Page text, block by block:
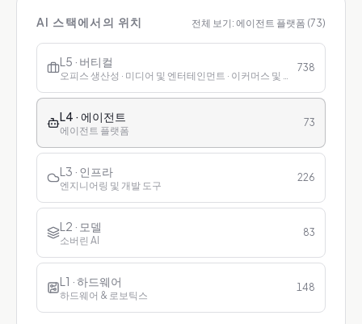
AI 스택에서의 위치 전체 보기: 에이전트 플랫폼 (73)
L5 · 버티컬
오피스 생산성 · 미디어 및 엔터테인먼트 · 이커머스 및 리테일 · 금융 · 헬스케어 · 교육 · 고객 서비스
738
L4 · 에이전트
에이전트 플랫폼
73
L3 · 인프라
엔지니어링 및 개발 도구
226
L2 · 모델
소버린 AI
83
L1 · 하드웨어
하드웨어 & 로보틱스
148